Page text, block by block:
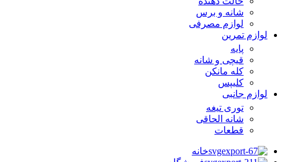
شانه و برس
لوازم مصرفی
لوازم تمرین
پایه
قیچی و شانه
کله مانکن
کلیپس
لوازم جانبی
توری تیغه
شانه الحاقی
قطعات
خانه